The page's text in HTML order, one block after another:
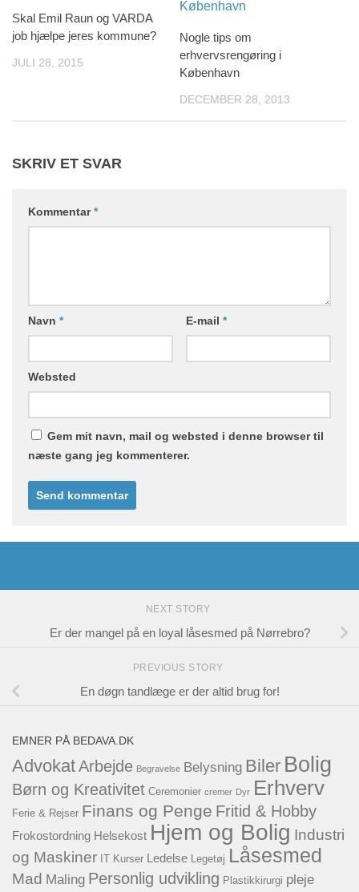
Skal Emil Raun og VARDA
job hjælpe jeres kommune?
JULI 28, 2015
Nogle tips om
erhvervsrengøring i
København
DECEMBER 28, 2013
SKRIV ET SVAR
Kommentar*
Navn * E-mail *
Websted
Gem mit navn, mail og websted i denne browser til
næste gang jeg kommenterer.
NEXT STORY
Er der mangel på en loyal låsesmed på Nørrebro?
PREVIOUS STORY
En døgn tandlæge er der altid brug for!
EMNER PÅ BEDAVA.DK
AdvokatArbejde Begravelse Belysning Biler Bolig
Børn og Kreativitet Ceremonier cremer Dyr Erhverv
Ferie & Rejser Finans og Penge Fritid & Hobby
Frokostordning Helsekost Hjem og Bolig Industri
og Maskiner IT Kurser Ledelse Legetøj Låsesmed
Mad Maling Personlig udvikling Plastikkirurgi pleje